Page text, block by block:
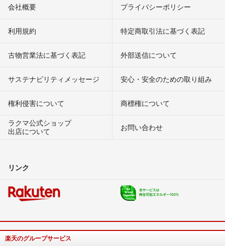
会社概要 プライバシーポリシー
利用規約 特定商取引法に基づく表記
古物営業法に基づく表記 外部送信について
サステナビリティメッセージ 安心・安全のための取り組み
権利侵害について
商標権について
ラクマ公式ショップ
出店について
お問い合わせ
リンク
楽天のグループサービス